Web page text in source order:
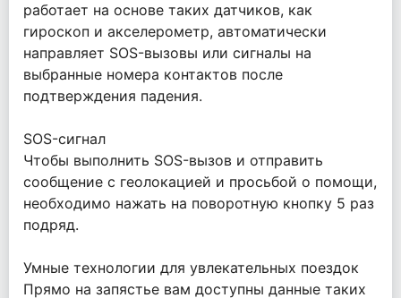
работает на основе таких датчиков, как
гироскоп и акселерометр, автоматически
направляет SOS-вызовы или сигналы на
выбранные номера контактов после
подтверждения падения.
SOS-сигнал
Чтобы выполнить SOS-вызов и отправить
сообщение с геолокацией и просьбой о помощи,
необходимо нажать на поворотную кнопку 5 раз
подряд.
Умные технологии для увлекательных поездок
Прямо на запястье вам доступны данные таких